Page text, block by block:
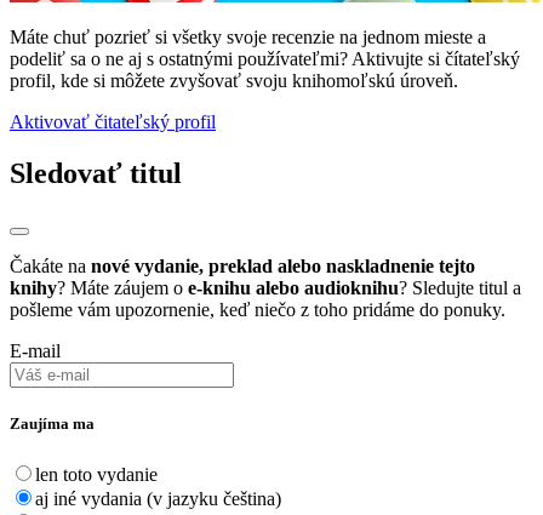
Máte chuť pozrieť si všetky svoje recenzie na jednom mieste a
podeliť sa o ne aj s ostatnými používateľmi? Aktivujte si čítateľský
profil, kde si môžete zvyšovať svoju knihomoľskú úroveň.
Aktivovať čitateľský profil
Sledovať titul
Čakáte na nové vydanie, preklad alebo naskladnenie tejto
knihy? Máte záujem o e-knihu alebo audioknihu? Sledujte titul a
pošleme vám upozornenie, keď niečo z toho pridáme do ponuky.
E-mail
Zaujíma ma
len toto vydanie
aj iné vydania (v jazyku čeština)